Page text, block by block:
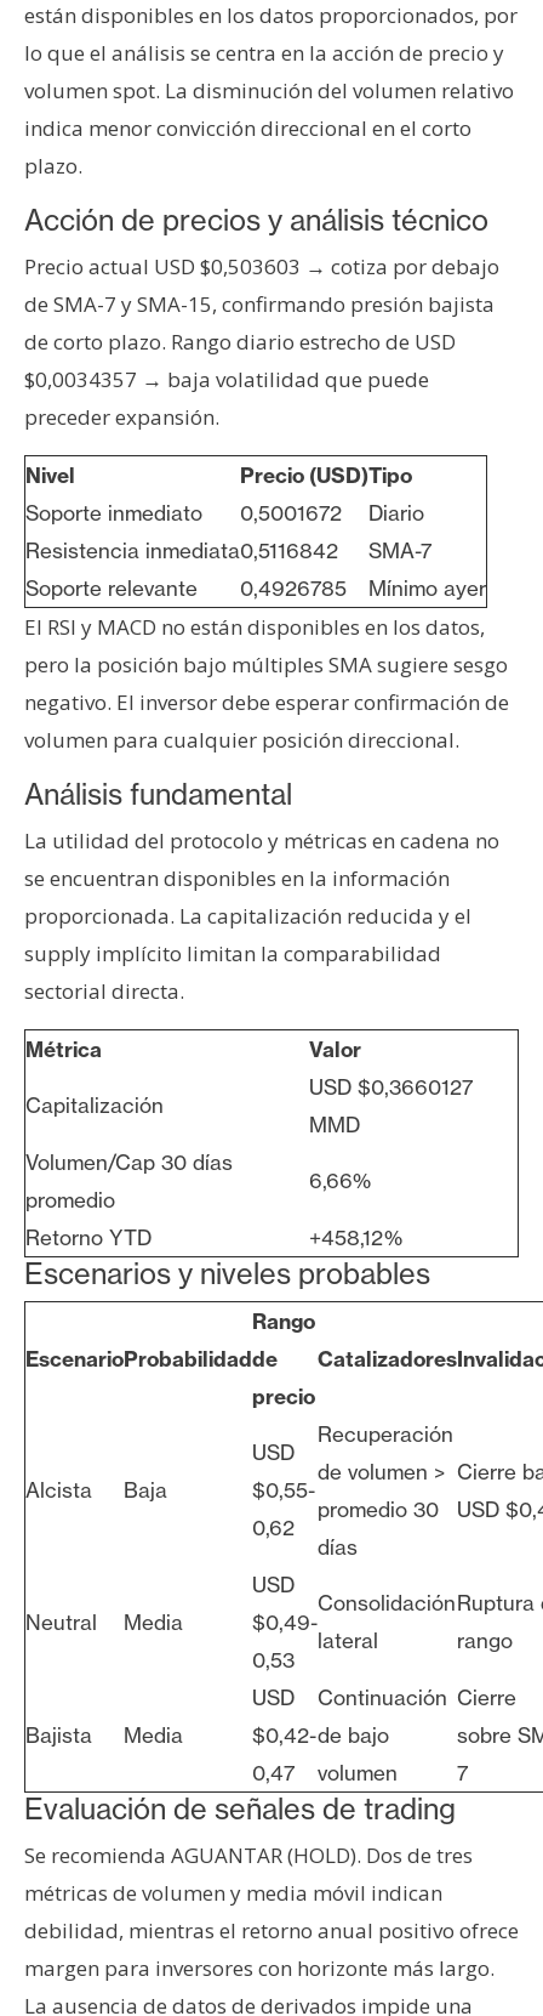
R
c
u
o
s
C
o
n
a
t
o
y
P
b
l
i
i
d
d
están disponibles en los datos proporcionados, por
lo que el análisis se centra en la acción de precio y
volumen spot. La disminución del volumen relativo
indica menor convicción direccional en el corto
plazo.
Acción de precios y análisis técnico
Precio actual USD $0,503603 → cotiza por debajo
de SMA-7 y SMA-15, confirmando presión bajista
de corto plazo. Rango diario estrecho de USD
$0,0034357 → baja volatilidad que puede
preceder expansión.
Nivel Precio (USD)Tipo
Soporte inmediato
0,5001672
Diario
Resistencia inmediata0,5116842
SMA-7
Soporte relevante
0,4926785 Mínimo ayer
El RSI y MACD no están disponibles en los datos,
pero la posición bajo múltiples SMA sugiere sesgo
negativo. El inversor debe esperar confirmación de
volumen para cualquier posición direccional.
Análisis fundamental
La utilidad del protocolo y métricas en cadena no
se encuentran disponibles en la información
proporcionada. La capitalización reducida y el
supply implícito limitan la comparabilidad
sectorial directa.
Métrica Valor
Capitalización
USD $0,3660127
MMD
Volumen/Cap 30 días
promedio
6,66%
Retorno YTD +458,12%
Escenarios y niveles probables
EscenarioProbabilidad
Rango
de
precio
Catalizadores
Alcista Baja
USD
$0,55-
0,62
Recuperación
de volumen >
promedio 30
días
Cierre
USD
Neutral Media
USD
$0,49-
0,53
Consolidación
lateral
Ruptura
rango
Bajista Media
USD
$0,42-
0,47
Continuación
de bajo
volumen
Cierre
sobre
7
Evaluación de señales de trading
Se recomienda AGUANTAR (HOLD). Dos de tres
métricas de volumen y media móvil indican
debilidad, mientras el retorno anual positivo ofrece
margen para inversores con horizonte más largo.
La ausencia de datos de derivados impide una